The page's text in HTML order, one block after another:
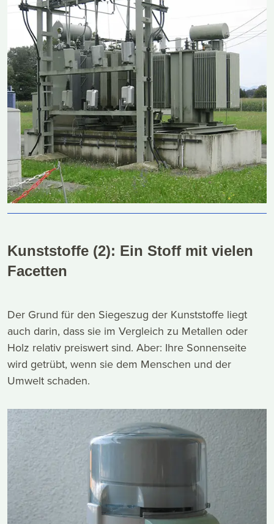
Kunststoffe (2): Ein Stoff mit vielen
Facetten
Der Grund für den Siegeszug der Kunststoffe liegt
auch darin, dass sie im Vergleich zu Metallen oder
Holz relativ preiswert sind. Aber: Ihre Sonnenseite
wird getrübt, wenn sie dem Menschen und der
Umwelt schaden.